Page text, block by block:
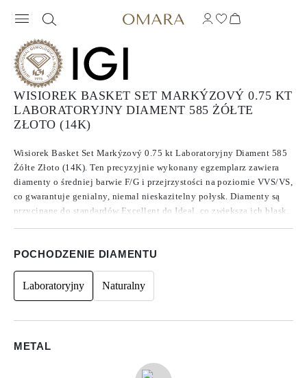
WISIOREK BASKET SET MARKÝZOVÝ 0.75 KT
LABORATORYJNY DIAMENT 585 ŻÓŁTE
ZŁOTO (14K)
Wisiorek Basket Set Markýzový 0.75 kt Laboratoryjny Diament 585
Żółte Złoto (14K). Ten precyzyjnie wykonany egzemplarz zawiera
diamenty o średniej barwie F/G i przejrzystości na poziomie VVS/VS,
co gwarantuje genialny, niemal nieskazitelny połysk. Diamenty są
przycinane do standardów Excellent do Ideal, co zwiększa ich blask.
POCHODZENIE DIAMENTU
Laboratoryjny Naturalny
METAL